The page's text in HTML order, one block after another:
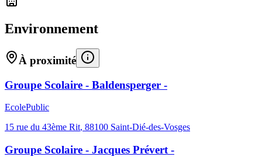
Environnement
À proximité
Groupe Scolaire - Baldensperger -
EcolePublic
15 rue du 43ème Rit, 88100 Saint-Dié-des-Vosges
Groupe Scolaire - Jacques Prévert -